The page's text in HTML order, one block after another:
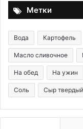
Метки
Вода Картофель
Масло сливочное
На обед На ужин
Соль Сыр твердый